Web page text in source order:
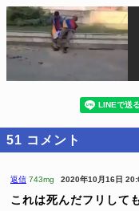
51 コメント
返信 743mg 2020年10月16日
これは死んだフリして